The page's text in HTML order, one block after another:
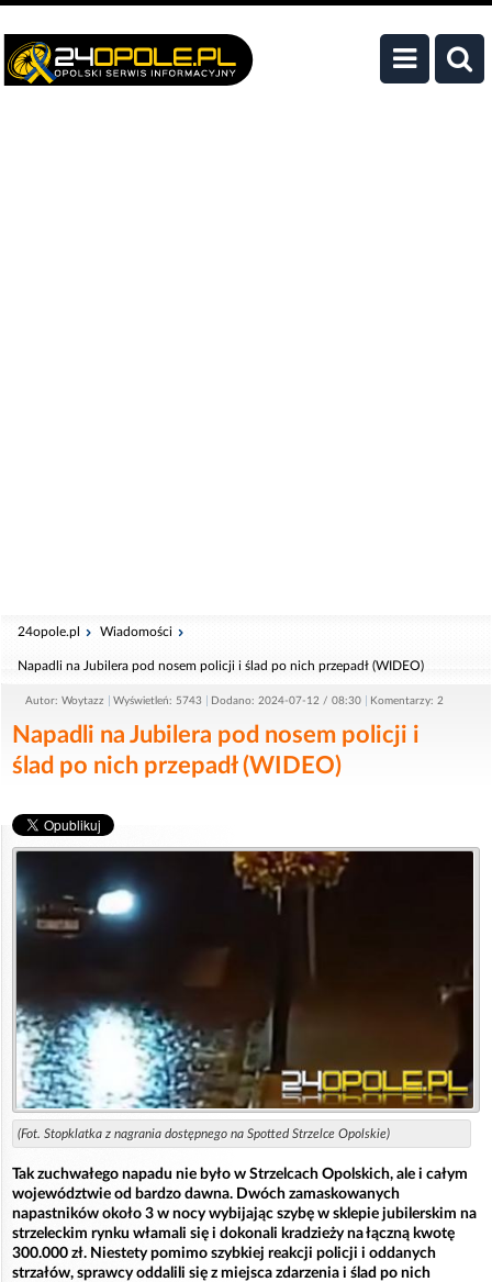
24opole.pl Wiadomości
Napadli na Jubilera pod nosem policji i ślad po nich przepadł (WIDEO)
Autor: Woytazz Wyświetleń: 5743 Dodano: 2024-07-12 / 08:30 Komentarzy: 2
Napadli na Jubilera pod nosem policji i
ślad po nich przepadł (WIDEO)
(Fot. Stopklatka z nagrania dostępnego na Spotted Strzelce Opolskie)
Tak zuchwałego napadu nie było w Strzelcach Opolskich, ale i całym
województwie od bardzo dawna. Dwóch zamaskowanych
napastników około 3 w nocy wybijając szybę w sklepie jubilerskim na
strzeleckim rynku włamali się i dokonali kradzieży na łączną kwotę
300.000 zł. Niestety pomimo szybkiej reakcji policji i oddanych
strzałów, sprawcy oddalili się z miejsca zdarzenia i ślad po nich